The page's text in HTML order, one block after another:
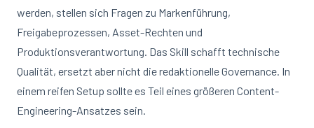
werden, stellen sich Fragen zu Markenführung,
Freigabeprozessen, Asset-Rechten und
Produktionsverantwortung. Das Skill schafft technische
Qualität, ersetzt aber nicht die redaktionelle Governance. In
einem reifen Setup sollte es Teil eines größeren Content-
Engineering-Ansatzes sein.